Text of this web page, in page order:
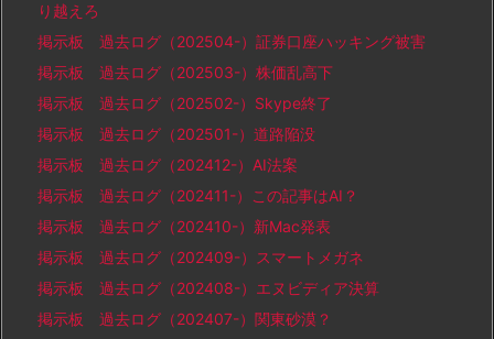
り越えろ
掲示板 過去ログ（202504-）証券口座ハッキング被害
掲示板 過去ログ（202503-）株価乱高下
掲示板 過去ログ（202502-）Skype終了
掲示板 過去ログ（202501-）道路陥没
掲示板 過去ログ（202412-）AI法案
掲示板 過去ログ（202411-）この記事はAI？
掲示板 過去ログ（202410-）新Mac発表
掲示板 過去ログ（202409-）スマートメガネ
掲示板 過去ログ（202408-）エヌビディア決算
掲示板 過去ログ（202407-）関東砂漠？